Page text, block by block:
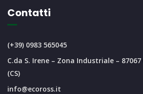
Contatti
(+39) 0983 565045
C.da S. Irene – Zona Industriale –
(CS)
info@ecoross.it